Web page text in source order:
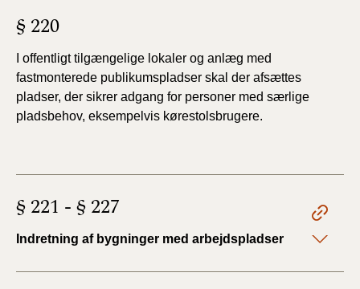
§ 220
I offentligt tilgængelige lokaler og anlæg med
fastmonterede publikumspladser skal der afsættes
pladser, der sikrer adgang for personer med særlige
pladsbehov, eksempelvis kørestolsbrugere.
§ 221 - § 227
Indretning af bygninger med arbejdspladser